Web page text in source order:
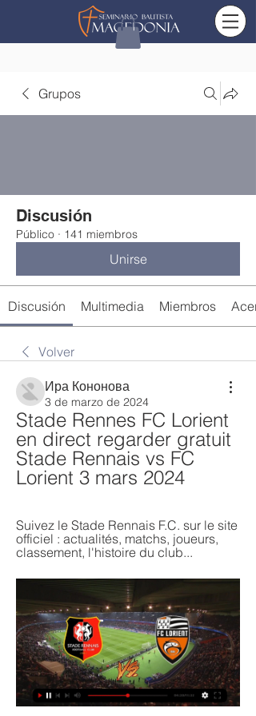
Grupos
Discusión
Público · 141 miembros
Unirse
Discusión Multimedia Miembros
Volver
Ира Кононова
3 de marzo de 2024
Stade Rennes FC Lorient
en direct regarder gratuit
Stade Rennais vs FC
Lorient 3 mars 2024
Suivez le Stade Rennais F.C. sur le site
officiel : actualités, matchs, joueurs,
classement, l'histoire du club...